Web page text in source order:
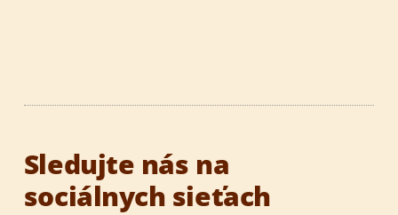
Sledujte nás na
sociálnych sieťach